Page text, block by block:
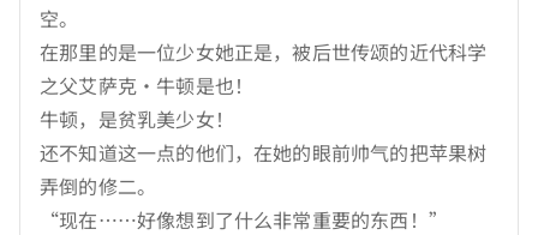
空。
在那里的是一位少女她正是，被后世传颂的近代科学
之父艾萨克·牛顿是也！
牛顿，是贫乳美少女！
还不知道这一点的他们，在她的眼前帅气的把苹果树
弄倒的修二。
“现在……好像想到了什么非常重要的东西！”